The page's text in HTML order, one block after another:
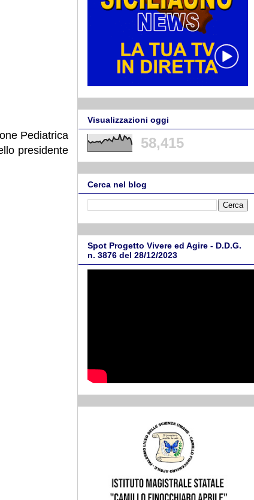
Pediatrica
presidente
Visualizzazioni oggi
58,415
Cerca nel blog
Spot Progetto Vivere ed Agire - D.D.G.
n. 3876 del 28/12/2023